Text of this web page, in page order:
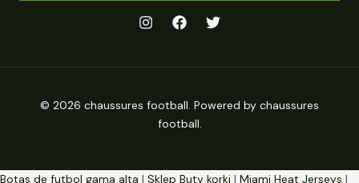
© 2026 chaussures football. Powered by chaussures
football.
Botas de futbol gama alta | Sklep Buty korki | Miami Heat Jerseys |